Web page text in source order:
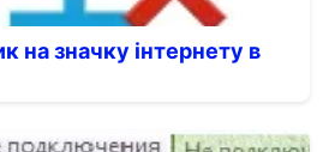
на значку інтернету в